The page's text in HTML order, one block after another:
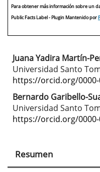
Para obtener más información sobre un
Public Facts Label- Plugin Mantenido por
Contenido
principal
del
artículo
Juana Yadira Martín-
Universidad Santo
https://orcid.org/0000-
Bernardo Garibello-
Universidad Santo
https://orcid.org/0000-
Resumen